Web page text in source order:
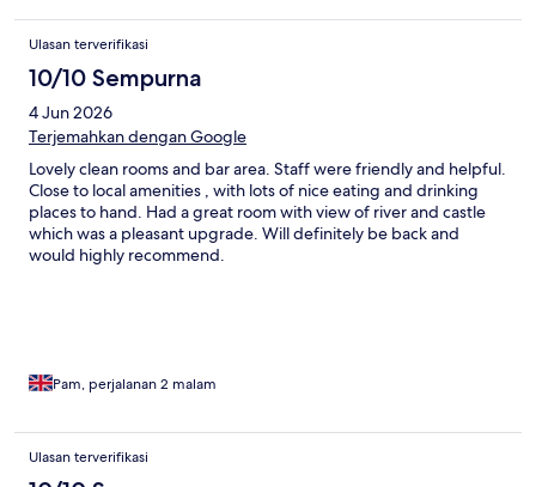
Ulasan terverifikasi
10/10 Sempurna
4 Jun 2026
Terjemahkan dengan Google
Lovely clean rooms and bar area. Staff were friendly and helpful.
Close to local amenities , with lots of nice eating and drinking
places to hand. Had a great room with view of river and castle
which was a pleasant upgrade. Will definitely be back and
would highly recommend.
Pam, perjalanan 2 malam
Ulasan terverifikasi